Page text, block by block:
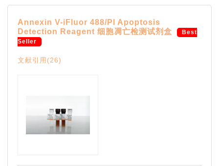
Annexin V-iFluor 488/PI Apoptosis
Detection Reagent 细胞凋亡检测试剂盒
Best
Seller
文献引用(26)